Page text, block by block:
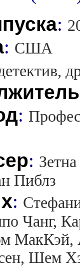
:
: США
:
:
Пиблз
:
Чанг,
Шем